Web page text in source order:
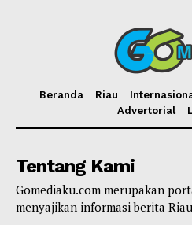
Beranda Riau
Advertorial
Tentang Kami
Gomediaku.com merupakan
menyajikan informasi berita